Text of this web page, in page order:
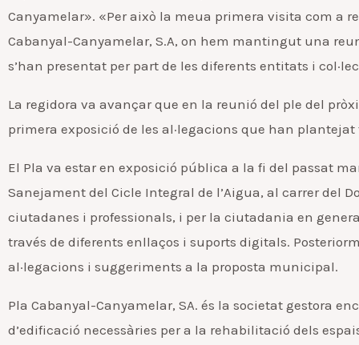
Canyamelar». «Per això la meua primera visita com a
Cabanyal-Canyamelar, S.A, on hem mantingut una
s’han presentat per part de les diferents entitats i
La regidora va avançar que en la reunió del ple del
primera exposició de les al·legacions que han plantejat
El Pla va estar en exposició pública a la fi del passat
Sanejament del Cicle Integral de l’Aigua, al carrer del
ciutadanes i professionals, i per la ciutadania en
través de diferents enllaços i suports digitals.
al·legacions i suggeriments a la proposta municipal.
Pla Cabanyal-Canyamelar, SA. és la societat gestora
d’edificació necessàries per a la rehabilitació dels